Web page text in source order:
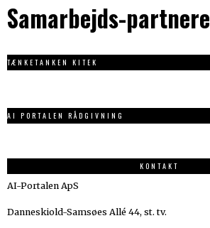
Samarbejds-partnere
TÆNKETANKEN KITEK
AI PORTALEN RÅDGIVNING
KONTAKT
AI-Portalen ApS
Danneskiold-Samsøes Allé 44, st. tv.